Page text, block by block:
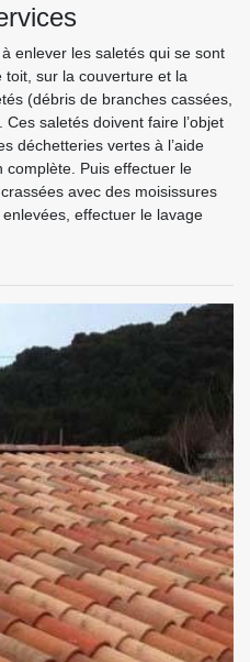
enlever les saletés qui se sont
sur la couverture et la
(débris de branches cassées,
saletés doivent faire l’objet
déchetteries vertes à l’aide
complète. Puis effectuer le
avec des moisissures
effectuer le lavage